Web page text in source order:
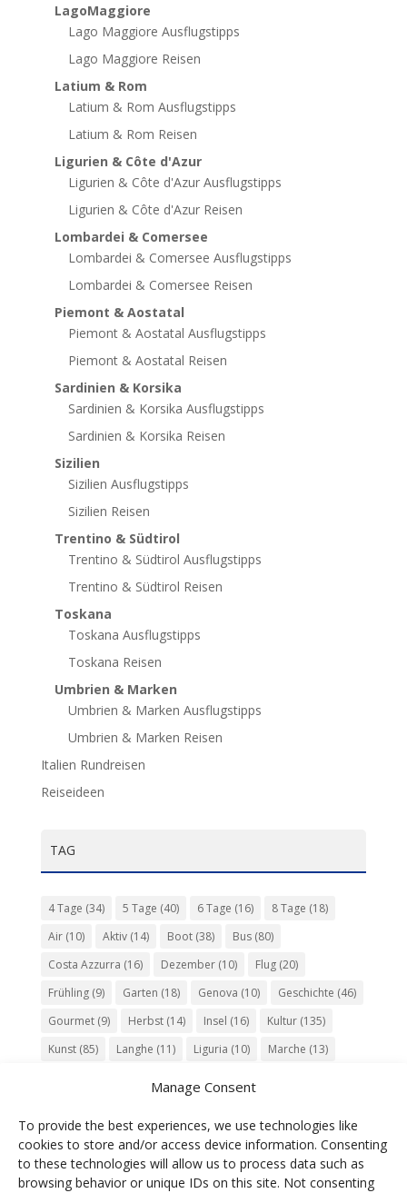
Manage Consent
To provide the best experiences, we use technologies like
cookies to store and/or access device information. Consenting
to these technologies will allow us to process data such as
browsing behavior or unique IDs on this site. Not consenting
LagoMaggiore
Lago Maggiore Ausflugstipps
Lago Maggiore Reisen
Latium & Rom
Latium & Rom Ausflugstipps
Latium & Rom Reisen
Ligurien & Côte d'Azur
Ligurien & Côte d'Azur Ausflugstipps
Ligurien & Côte d'Azur Reisen
Lombardei & Comersee
Lombardei & Comersee Ausflugstipps
Lombardei & Comersee Reisen
Piemont & Aostatal
Piemont & Aostatal Ausflugstipps
Piemont & Aostatal Reisen
Sardinien & Korsika
Sardinien & Korsika Ausflugstipps
Sardinien & Korsika Reisen
Sizilien
Sizilien Ausflugstipps
Sizilien Reisen
Trentino & Südtirol
Trentino & Südtirol Ausflugstipps
Trentino & Südtirol Reisen
Toskana
Toskana Ausflugstipps
Toskana Reisen
Umbrien & Marken
Umbrien & Marken Ausflugstipps
Umbrien & Marken Reisen
Italien Rundreisen
Reiseideen
TAG
4 Tage (34) 5 Tage (40) 6 Tage (16) 8 Tage (18)
Air(10) Aktiv(14) Boot(38) Bus(80)
Costa Azzurra (16) Dezember(10) Flug(20)
Frühling(9) Garten (18) Genova (10) Geschichte (46)
Gourmet(9) Herbst(14) Insel (16) Kultur(135)
Kunst(85) Langhe (11) Liguria (10) Marche (13)
Piemonte(15) Puglia(12) Religion(22) Roma(47)
Sardegna(20) September(9) Torino(12)
Tradition(26) Veneto(12) Verona(11) Wein(31)